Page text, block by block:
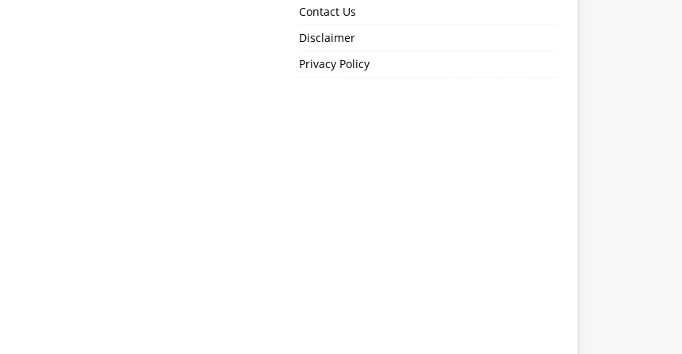
Contact Us
Disclaimer
Privacy Policy